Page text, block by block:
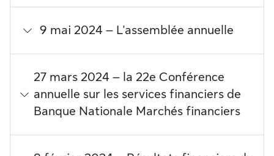
9 mai 2024 – L'assemblée annuelle
27 mars 2024 – la 22e Conférence
annuelle sur les services financiers de
Banque Nationale Marchés financiers